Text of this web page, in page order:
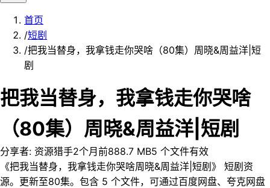
首页
/短剧
/把我当替身，我拿钱走你哭啥（80集）周晓&周益洋|短
剧
把我当替身，我拿钱走你哭啥
（80集）周晓&周益洋|短剧
分享者: 资源猎手2个月前888.7 MB5 个文件有效
《把我当替身，我拿钱走你哭啥周晓&周益洋|短剧》 短剧资
源。更新至80集。包含 5 个文件，可通过百度网盘、夸克网盘